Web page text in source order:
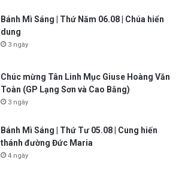
Bánh Mì Sáng | Thứ Năm 06.08 | Chúa hiển
dung
3 ngày
Chúc mừng Tân Linh Mục Giuse Hoàng Văn
Toàn (GP Lạng Sơn và Cao Bằng)
3 ngày
Bánh Mì Sáng | Thứ Tư 05.08 | Cung hiến
thánh đường Đức Maria
4 ngày